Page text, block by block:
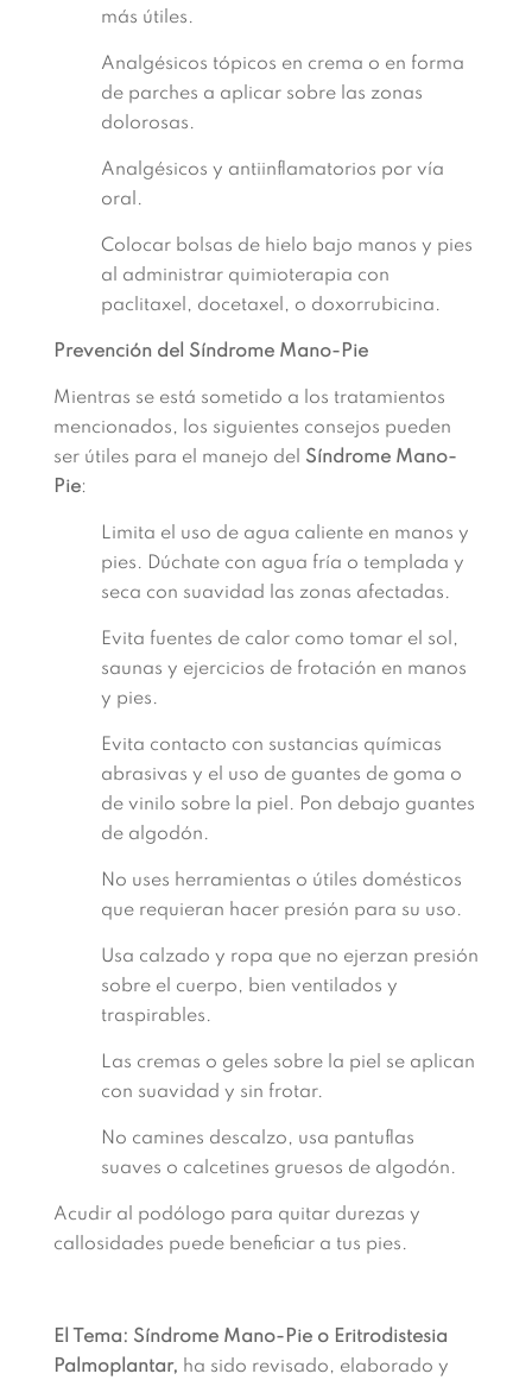
más útiles.
Analgésicos tópicos en crema o en forma
de parches a aplicar sobre las zonas
dolorosas.
Analgésicos y antiinflamatorios por vía
oral.
Colocar bolsas de hielo bajo manos y pies
al administrar quimioterapia con
paclitaxel, docetaxel, o doxorrubicina.
Prevención del Síndrome Mano-Pie
Mientras se está sometido a los tratamientos
mencionados, los siguientes consejos pueden
ser útiles para el manejo del Síndrome Mano-
Pie:
Limita el uso de agua caliente en manos y
pies. Dúchate con agua fría o templada y
seca con suavidad las zonas afectadas.
Evita fuentes de calor como tomar el sol,
saunas y ejercicios de frotación en manos
y pies.
Evita contacto con sustancias químicas
abrasivas y el uso de guantes de goma o
de vinilo sobre la piel. Pon debajo guantes
de algodón.
No uses herramientas o útiles domésticos
que requieran hacer presión para su uso.
Usa calzado y ropa que no ejerzan presión
sobre el cuerpo, bien ventilados y
traspirables.
Las cremas o geles sobre la piel se aplican
con suavidad y sin frotar.
No camines descalzo, usa pantuflas
suaves o calcetines gruesos de algodón.
Acudir al podólogo para quitar durezas y
callosidades puede beneficiar a tus pies.
El Tema: Síndrome Mano-Pie o Eritrodistesia
Palmoplantar, ha sido revisado, elaborado y